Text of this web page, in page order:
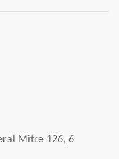
Mitre 126, 6